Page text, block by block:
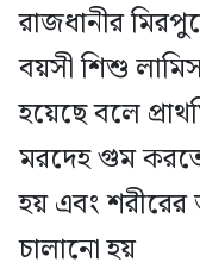
রাজধানীর
বয়সী শিশু
হয়েছে বলে
মরদেহ গুম করতে
হয় এবং
চালানো হয়